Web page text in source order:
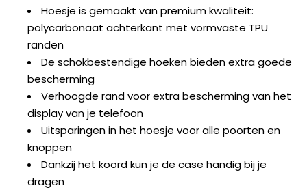
Hoesje is gemaakt van premium kwaliteit:
polycarbonaat achterkant met vormvaste TPU
randen
De schokbestendige hoeken bieden extra goede
bescherming
Verhoogde rand voor extra bescherming van het
display van je telefoon
Uitsparingen in het hoesje voor alle poorten en
knoppen
Dankzij het koord kun je de case handig bij je
dragen